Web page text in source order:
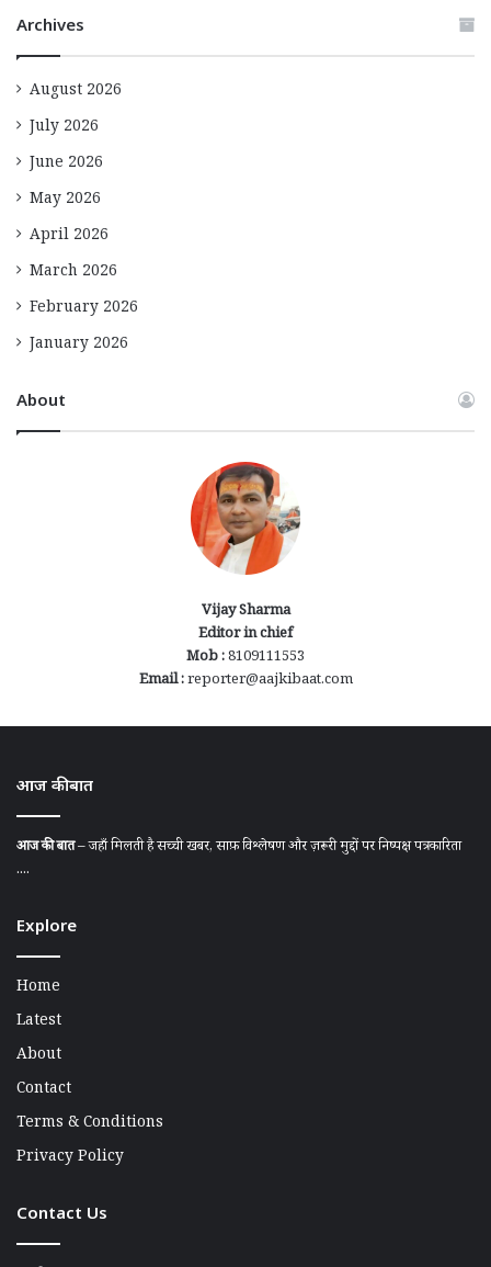
Archives
August 2026
July 2026
June 2026
May 2026
April 2026
March 2026
February 2026
January 2026
About
Vijay Sharma
Editor in chief
Mob :8109111553
Email :reporter@aajkibaat.com
आज की बात
आज की बात– जहाँ मिलती है सच्ची खबर, साफ़ विश्लेषण और ज़रूरी मुद्दों पर निष्पक्ष पत्रकारिता
....
Explore
Home
Latest
About
Contact
Terms & Conditions
Privacy Policy
Contact Us